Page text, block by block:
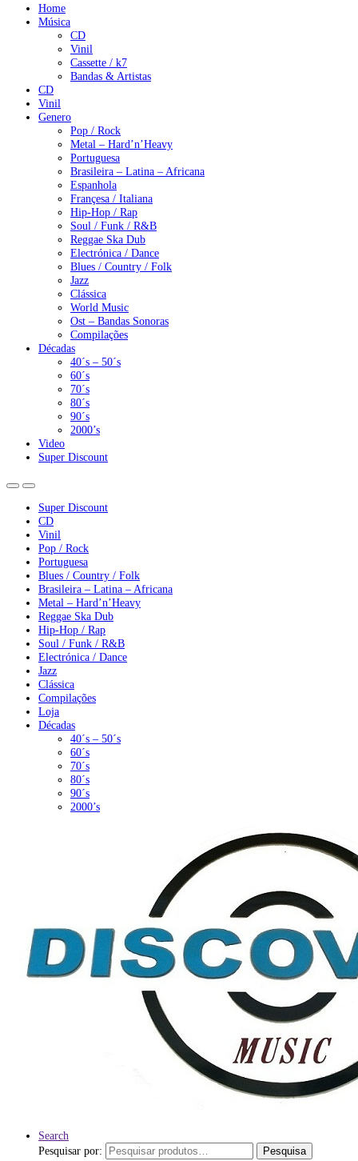
Home
Música
CD
Vinil
Cassette / k7
Bandas & Artistas
CD
Vinil
Genero
Pop / Rock
Metal – Hard’n’Heavy
Portuguesa
Brasileira – Latina – Africana
Espanhola
Françesa / Italiana
Hip-Hop / Rap
Soul / Funk / R&B
Reggae Ska Dub
Electrónica / Dance
Blues / Country / Folk
Jazz
Clássica
World Music
Ost – Bandas Sonoras
Compilações
Décadas
40´s – 50´s
60´s
70´s
80´s
90´s
2000’s
Video
Super Discount
Super Discount
CD
Vinil
Pop / Rock
Portuguesa
Blues / Country / Folk
Brasileira – Latina – Africana
Metal – Hard’n’Heavy
Reggae Ska Dub
Hip-Hop / Rap
Soul / Funk / R&B
Electrónica / Dance
Jazz
Clássica
Compilações
Loja
Décadas
40´s – 50´s
60´s
70´s
80´s
90´s
2000’s
Search
Pesquisar por:
Pesquisa